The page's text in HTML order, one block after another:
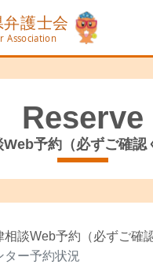
Reserve
予約（必ずご確認
相談Web予約（必ずご確
ター予約状況